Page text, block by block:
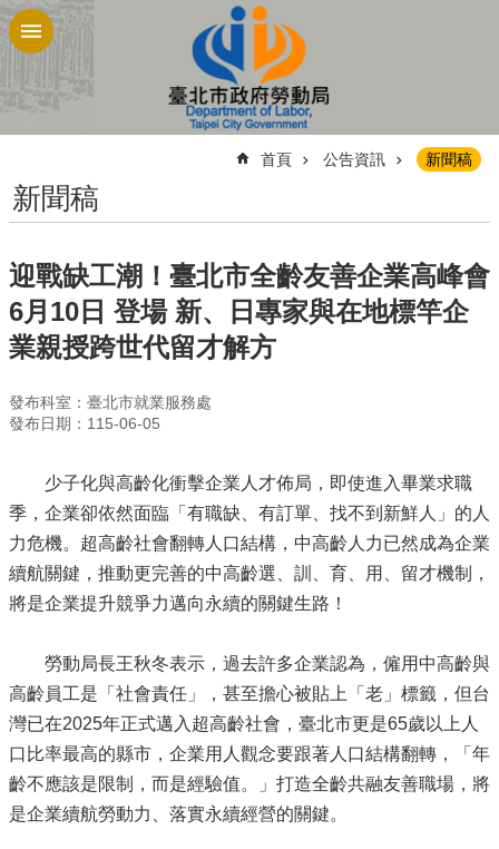
跳到主要內容區塊
首頁 公告資訊 新聞稿
新聞稿
迎戰缺工潮！臺北市全齡友善企業高峰會
6月10日 登場 新、日專家與在地標竿企
業親授跨世代留才解方
發布科室：臺北市就業服務處
發布日期：115-06-05
少子化與高齡化衝擊企業人才佈局，即使進入畢業求職
季，企業卻依然面臨「有職缺、有訂單、找不到新鮮人」的人
力危機。超高齡社會翻轉人口結構，中高齡人力已然成為企業
續航關鍵，推動更完善的中高齡選、訓、育、用、留才機制，
將是企業提升競爭力邁向永續的關鍵生路！
勞動局長王秋冬表示，過去許多企業認為，僱用中高齡與
高齡員工是「社會責任」，甚至擔心被貼上「老」標籤，但台
灣已在2025年正式邁入超高齡社會，臺北市更是65歲以上人
口比率最高的縣市，企業用人觀念要跟著人口結構翻轉，「年
齡不應該是限制，而是經驗值。」打造全齡共融友善職場，將
是企業續航勞動力、落實永續經營的關鍵。